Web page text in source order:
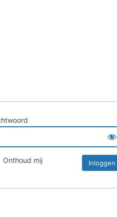
Onthoud mij